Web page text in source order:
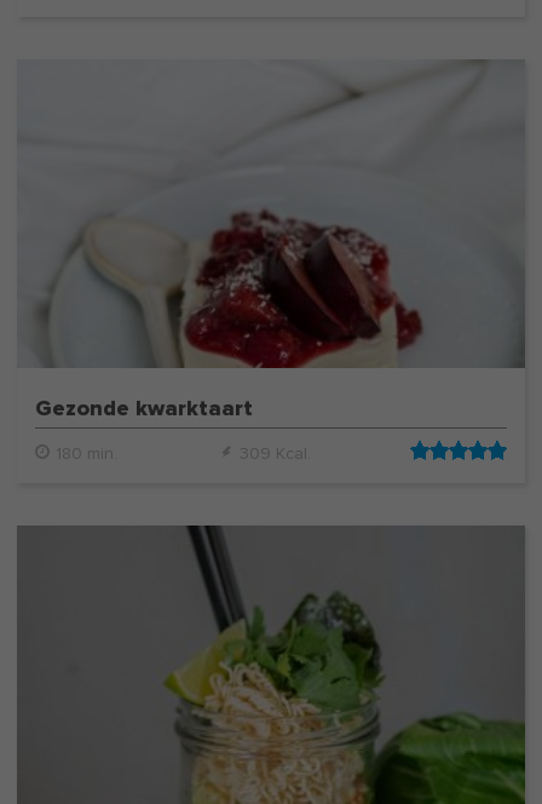
Gezonde kwarktaart
180 min. 309 Kcal.